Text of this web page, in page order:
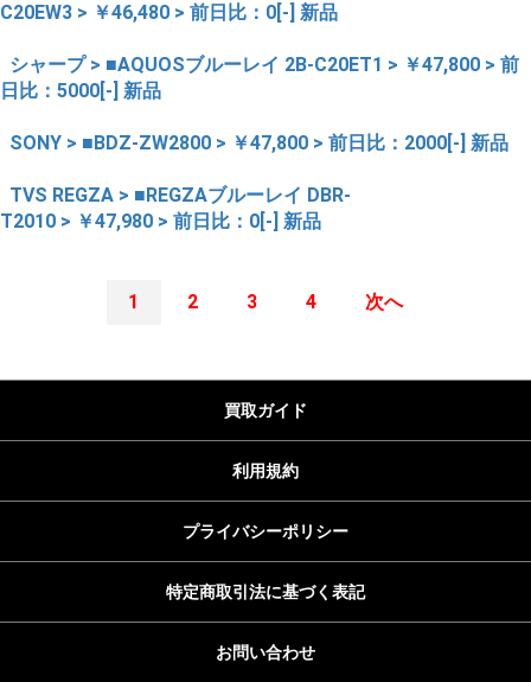
C20EW3 > ￥46,480 > 前日比：0[-] 新品
シャープ > ■AQUOSブルーレイ 2B-C20ET1 > ￥47,800 > 前
日比：5000[-] 新品
SONY > ■BDZ-ZW2800 > ￥47,800 > 前日比：2000[-] 新品
TVS REGZA > ■REGZAブルーレイ DBR-
T2010 > ￥47,980 > 前日比：0[-] 新品
1 2 3 4 次へ
買取ガイド
利用規約
プライバシーポリシー
特定商取引法に基づく表記
お問い合わせ